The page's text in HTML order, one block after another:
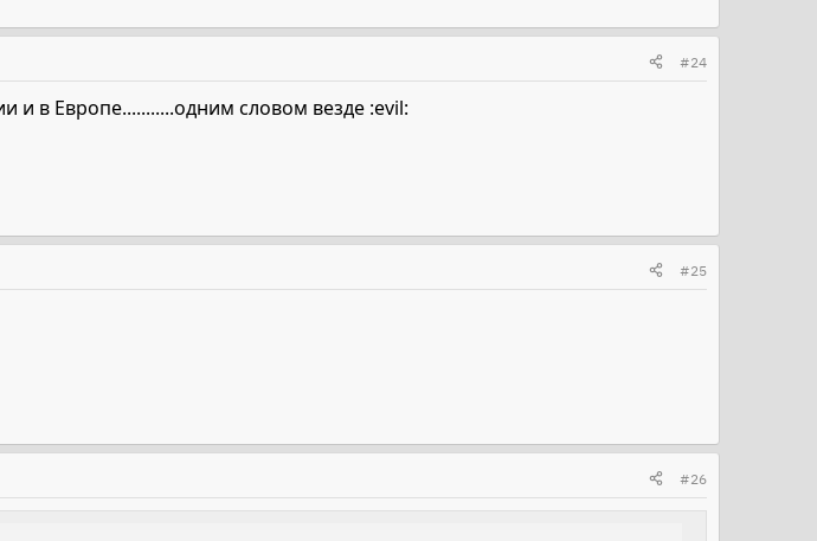
#24
и в Европе...........одним словом везде :evil:
#25
#26